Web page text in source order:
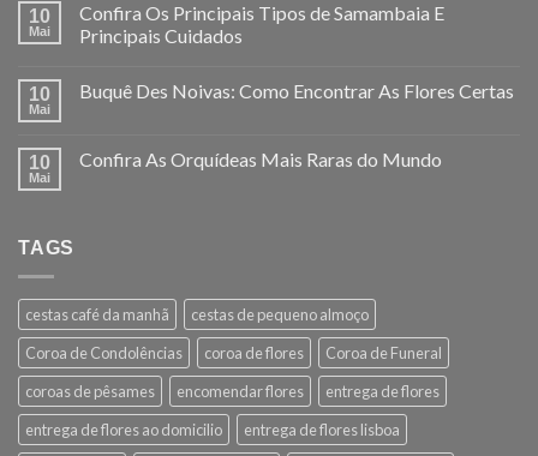
10
Mai
Confira Os Principais Tipos de Samambaia E
Principais Cuidados
10
Mai
Buquê Des Noivas: Como Encontrar As Flores Certas
10
Mai
Confira As Orquídeas Mais Raras do Mundo
TAGS
cestas café da manhã
cestas de pequeno almoço
Coroa de Condolências
coroa de flores
Coroa de Funeral
coroas de pêsames
encomendar flores
entrega de flores
entrega de flores ao domicilio
entrega de flores lisboa